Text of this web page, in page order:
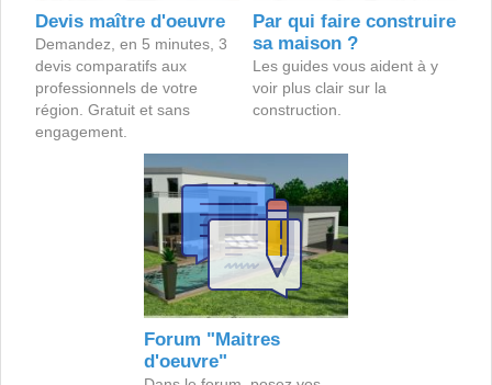
Devis maître d'oeuvre
Demandez, en 5 minutes, 3
devis comparatifs aux
professionnels de votre
région. Gratuit et sans
engagement.
Par qui faire construire
sa maison ?
Les guides vous aident à y
voir plus clair sur la
construction.
Forum "Maitres
d'oeuvre"